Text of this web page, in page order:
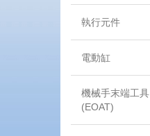
執行元件
電動缸
機械手末端工具
(EOAT)